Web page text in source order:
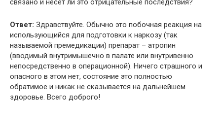
связано и несет ли это отрицательные последствия?
Ответ: Здравствуйте. Обычно это побочная реакция на
использующийся для подготовки к наркозу (так
называемой премедикации) препарат – атропин
(вводимый внутримышечно в палате или внутривенно
непосредственно в операционной). Ничего страшного и
опасного в этом нет, состояние это полностью
обратимое и никак не сказывается на дальнейшем
здоровье. Всего доброго!